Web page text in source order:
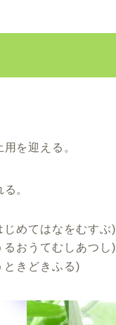
を迎える。
。
めてはなをむすぶ)
おうてむしあつし)
ときどきふる)